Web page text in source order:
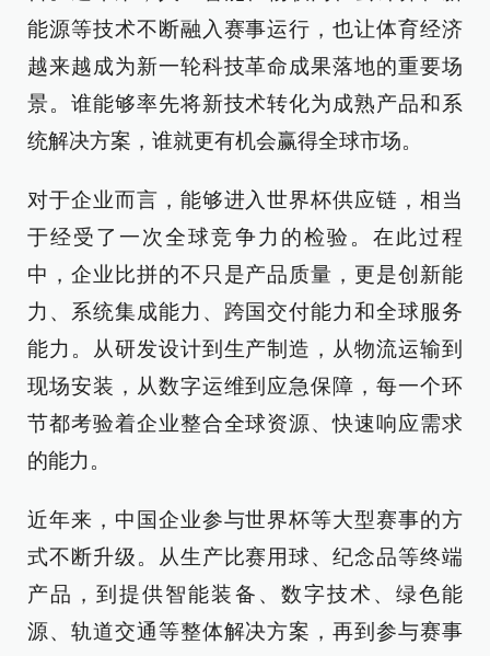
能源等技术不断融入赛事运行，也让体育经济
越来越成为新一轮科技革命成果落地的重要场
景。谁能够率先将新技术转化为成熟产品和系
统解决方案，谁就更有机会赢得全球市场。
对于企业而言，能够进入世界杯供应链，相当
于经受了一次全球竞争力的检验。在此过程
中，企业比拼的不只是产品质量，更是创新能
力、系统集成能力、跨国交付能力和全球服务
能力。从研发设计到生产制造，从物流运输到
现场安装，从数字运维到应急保障，每一个环
节都考验着企业整合全球资源、快速响应需求
的能力。
近年来，中国企业参与世界杯等大型赛事的方
式不断升级。从生产比赛用球、纪念品等终端
产品，到提供智能装备、数字技术、绿色能
源、轨道交通等整体解决方案，再到参与赛事